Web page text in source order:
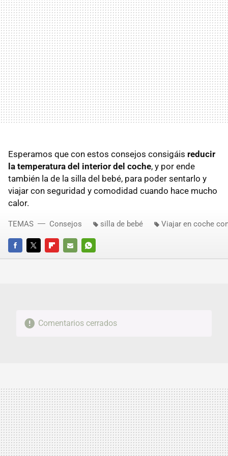
Esperamos que con estos consejos consigáis reducir
la temperatura del interior del coche, y por ende
también la de la silla del bebé, para poder sentarlo y
viajar con seguridad y comodidad cuando hace mucho
calor.
FACEBOOKTWITTERFLIPBOARD
E-
WHATSAPP
TEMAS Consejos silla de bebé Viajar en coche
Comentarios cerrados